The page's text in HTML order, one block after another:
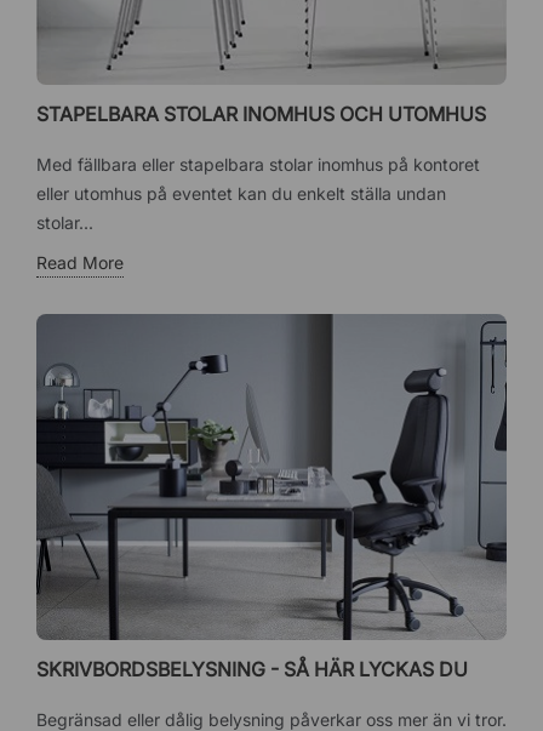
STAPELBARA STOLAR INOMHUS OCH UTOMHUS
Med fällbara eller stapelbara stolar inomhus på kontoret
eller utomhus på eventet kan du enkelt ställa undan
stolar...
Read More
SKRIVBORDSBELYSNING - SÅ HÄR LYCKAS DU
Begränsad eller dålig belysning påverkar oss mer än vi tror.